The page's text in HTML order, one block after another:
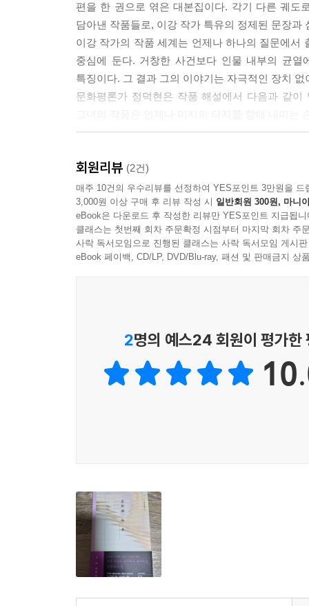
마치… (손목 배터리 잔량 보이며) 지금 우리들처
은 태어날 때부터 죽을 걸 알고 있었어. 그런데도
--- p.173
편을 한 권으로 엮은 대본집이다. 각기 다른 궤도
담아낸 작품들로, 이강 작가 특유의 정제된 문장과
이강 작가의 작품 세계는 언제나 하나의 질문에서
중심에 둔다. 거창한 사건보다 인물 내부의 균
특징이다. 그 결과 그의 이야기는 자극적인 장치
문화평론가 정덕현은 작품 해설에서 다음과 같이
가장 어려운 일
이러한 이강 작가 서사의 출발점을 확인할 수 있
지금의 이강이 구축해 온 작품의 원형을 확인
〈다르게 운다〉 외 ‘사는 집’에 관한 가장 현실
먼 춤〉이 포함되었다.
회원리뷰 (2건)
매주 10건의 우수리뷰를 선정하여 YES포인트 3만원을 드
3,000원 이상 구매 후 리뷰 작성 시 일반회원 300원, 마니
eBook은 다운로드 후 작성한 리뷰만 YES포인트 지급됩니
클래스는 첫번째 회차 주문확정 시점부터 마지막 회차 주
사락 독서모임으로 진행된 클래스는 사락 독서모임 게시
eBook 페이백, CD/LP, DVD/Blu-ray, 패션 및 판매금지 상
2명의 예스24 회원이 평가한